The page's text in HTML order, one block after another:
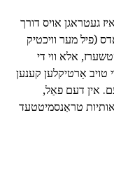
געטראגן אויס דורך
(פיל מער וויכטיק
אלא ווי די
טויב אַרטיקלען קענען
אין דעם פאַל,
טראַנסמיטטעד